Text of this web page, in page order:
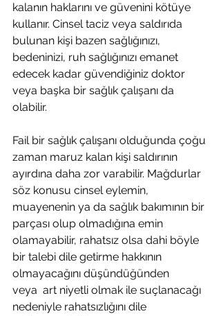
kalanın haklarını ve güvenini kötüye
kullanır. Cinsel taciz veya saldırıda
bulunan kişi bazen sağlığınızı,
bedeninizi, ruh sağlığınızı emanet
edecek kadar güvendiğiniz doktor
veya başka bir sağlık çalışanı da
olabilir.
Fail bir sağlık çalışanı olduğunda çoğu
zaman maruz kalan kişi saldırının
ayırdına daha zor varabilir. Mağdurlar
söz konusu cinsel eylemin,
muayenenin ya da sağlık bakımının bir
parçası olup olmadığına emin
olamayabilir, rahatsız olsa dahi böyle
bir talebi dile getirme hakkının
olmayacağını düşündüğünden
veya  art niyetli olmak ile suçlanacağı
nedeniyle rahatsızlığını dile